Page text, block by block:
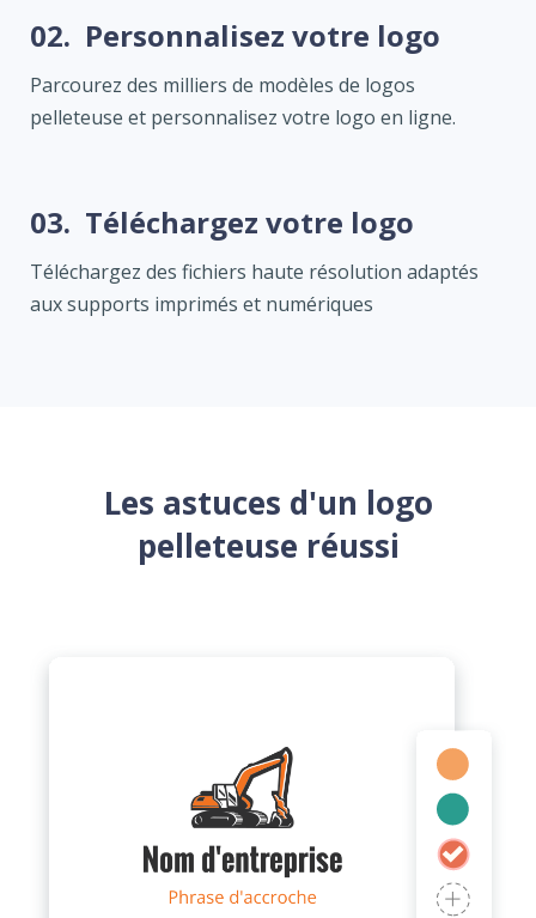
02. Personnalisez votre logo
Parcourez des milliers de modèles de logos
pelleteuse et personnalisez votre logo en ligne.
03. Téléchargez votre logo
Téléchargez des fichiers haute résolution adaptés
aux supports imprimés et numériques
Les astuces d'un logo
pelleteuse réussi